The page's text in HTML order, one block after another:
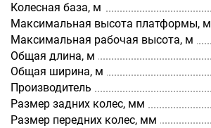
Колесная база, м
Максимальная высота платформы, м
Максимальная рабочая высота, м
Общая длина, м
Общая ширина, м
Производитель
Размер задних колес, мм
Размер передних колес, мм